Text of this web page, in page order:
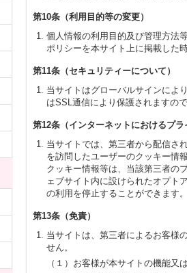
第10条（利用目的等の変更）
個人情報の利用目的及び管理方法
ポリシーを本サイト上に掲載した
第11条（セキュリティーについて）
当サイトはグローバルサインによ
はSSL通信により保護されますの
第12条（インターネットにおけるプラ
当サイトでは、第三者から配信さ
を訪問したユーザーのクッキー情
クッキー情報等は、当該第三者の
ェブサイト内に設けられたオプト
の利用を停止することができます。
第13条（免責）
当サイトは、第三者によるお客様
せん。
（１）お客様が本サイトの機能